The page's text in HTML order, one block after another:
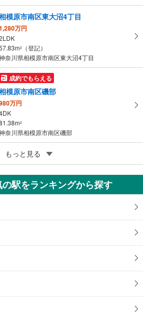
模原市南区東大沼4丁目
万円
2
（登記）
奈川県相模原市南区東大沼4丁目
成約でもらえる
模原市南区磯部
万円
2
奈川県相模原市南区磯部
成約でもらえる
模原市南区上鶴間本町8丁目
万円
もっと見る
駅をランキングから探す